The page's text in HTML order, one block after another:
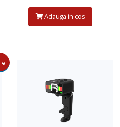
Adauga in cos